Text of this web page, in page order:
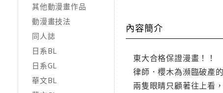
其他動漫畫作品
動漫畫技法
同人誌
日系BL
日系GL
華文BL
內容簡介
東大合格保證漫畫！！
律師．櫻木為瀕臨破產
兩隻眼睛只顧著往上看